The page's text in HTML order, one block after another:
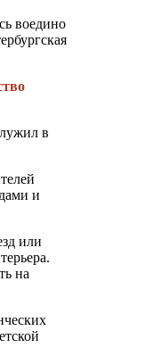
воедино
в
и
или
на